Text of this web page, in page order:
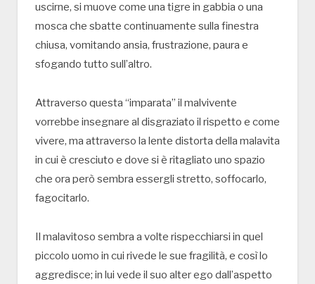
uscirne, si muove come una tigre in gabbia o una
mosca che sbatte continuamente sulla finestra
chiusa, vomitando ansia, frustrazione, paura e
sfogando tutto sull’altro.
Attraverso questa “imparata” il malvivente
vorrebbe insegnare al disgraziato il rispetto e come
vivere, ma attraverso la lente distorta della malavita
in cui è cresciuto e dove si è ritagliato uno spazio
che ora però sembra essergli stretto, soffocarlo,
fagocitarlo.
Il malavitoso sembra a volte rispecchiarsi in quel
piccolo uomo in cui rivede le sue fragilità, e così lo
aggredisce; in lui vede il suo alter ego dall’aspetto